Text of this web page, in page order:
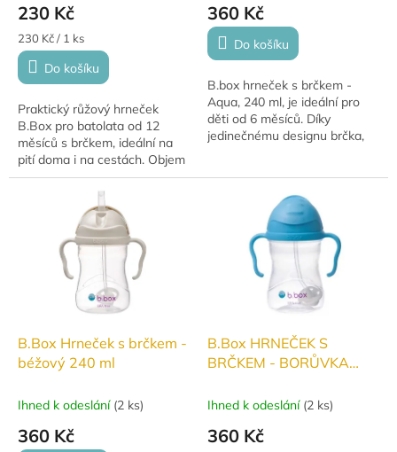
230 Kč
Měrná
cena:
230 Kč / 1 ks
Do košíku
Praktický růžový hrneček
B.Box pro batolata od 12
měsíců s brčkem, ideální na
pití doma i na cestách. Objem
240 ml, neprotéká, snadno se
drží. Aby mohly malé děti pít
360 Kč
Do košíku
B.box hrneček s brčkem -
Aqua, 240 ml, je ideální pro
děti od 6 měsíců. Díky
jedinečnému designu brčka,
B.Box Hrneček s brčkem -
béžový 240 ml
Ihned k odeslání (2 ks)
360 Kč
B.Box HRNEČEK S
BRČKEM - BORŮVKA
Ihned k odeslání (2 ks)
360 Kč